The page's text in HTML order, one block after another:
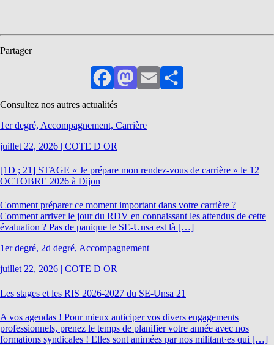
Partager
FacebookMastodon
EmailPartager
Consultez nos autres actualités
1er degré, Accompagnement, Carrière
juillet 22, 2026 | COTE D OR
[1D ; 21] STAGE « Je prépare mon rendez-vous de carrière » le 12
OCTOBRE 2026 à Dijon
Comment préparer ce moment important dans votre carrière ?
Comment arriver le jour du RDV en connaissant les attendus de cette
évaluation ? Pas de panique le SE-Unsa est là […]
1er degré, 2d degré, Accompagnement
juillet 22, 2026 | COTE D OR
Les stages et les RIS 2026-2027 du SE-Unsa 21
A vos agendas ! Pour mieux anticiper vos divers engagements
professionnels, prenez le temps de planifier votre année avec nos
formations syndicales ! Elles sont animées par nos militant·es qui […]